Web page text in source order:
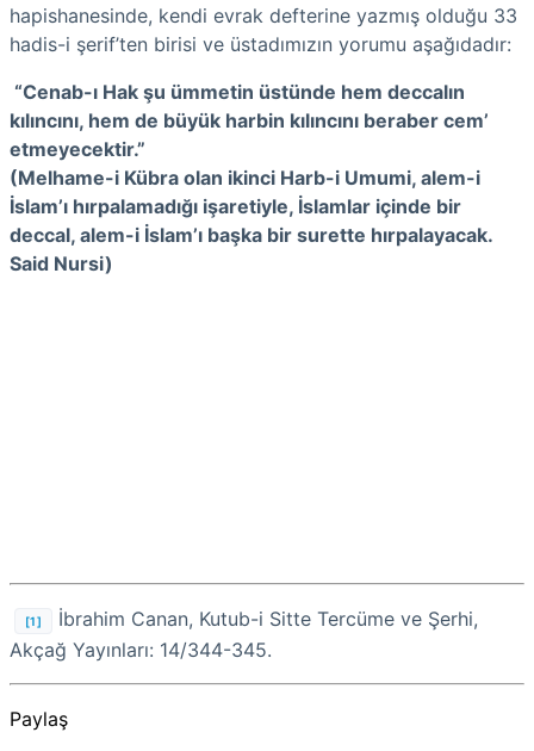
hapishanesinde, kendi evrak defterine yazmış olduğu 33
hadis-i şerif’ten birisi ve üstadımızın yorumu aşağıdadır:
“Cenab-ı Hak şu ümmetin üstünde hem deccalın
kılıncını, hem de büyük harbin kılıncını beraber cem’
etmeyecektir.”
(Melhame-i Kübra olan ikinci Harb-i Umumi, alem-i
İslam’ı hırpalamadığı işaretiyle, İslamlar içinde bir
deccal, alem-i İslam’ı başka bir surette hırpalayacak.
Said Nursi)
[1]
İbrahim Canan, Kutub-i Sitte Tercüme ve Şerhi,
Akçağ Yayınları: 14/344-345.
Paylaş